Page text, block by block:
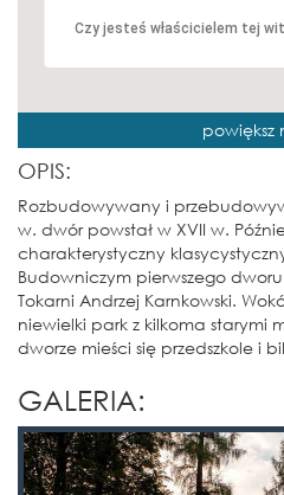
Czy jesteś właścicielem tej
powiększ
OPIS:
Rozbudowywany i
w. dwór powstał w XVII w.
charakterystyczny
Budowniczym pierwszego
Tokarni Andrzej Karnkowski.
niewielki park z kilkoma starymi
dworze mieści się przedszkole i
GALERIA: